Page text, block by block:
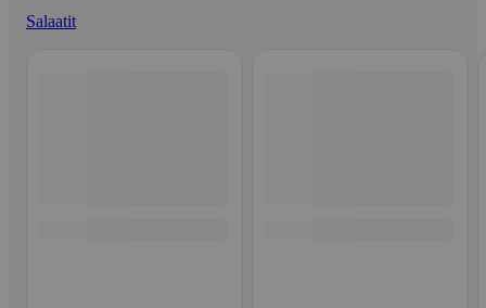
Salaatit